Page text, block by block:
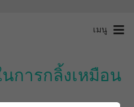
เมนู
การกลิ้งเหมือน